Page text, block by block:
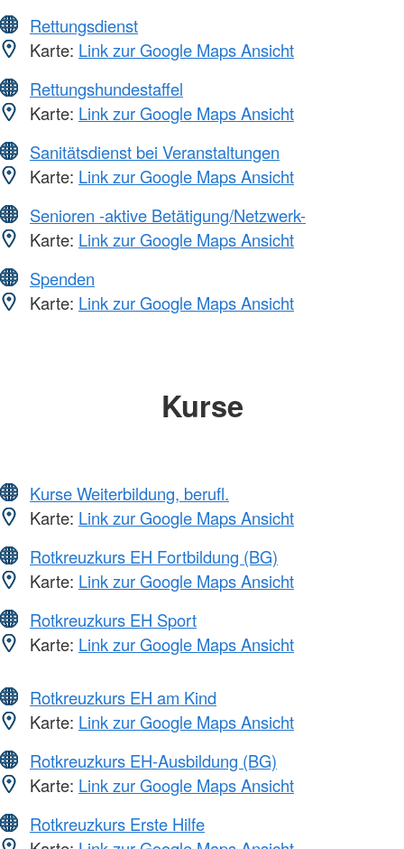
Rettungsdienst
Karte: Link zur Google Maps Ansicht
Rettungshundestaffel
Karte: Link zur Google Maps Ansicht
Sanitätsdienst bei Veranstaltungen
Karte: Link zur Google Maps Ansicht
Senioren -aktive Betätigung/Netzwerk-
Karte: Link zur Google Maps Ansicht
Spenden
Karte: Link zur Google Maps Ansicht
Kurse
Kurse Weiterbildung, berufl.
Karte: Link zur Google Maps Ansicht
Rotkreuzkurs EH Fortbildung (BG)
Karte: Link zur Google Maps Ansicht
Rotkreuzkurs EH Sport
Karte: Link zur Google Maps Ansicht
Rotkreuzkurs EH am Kind
Karte: Link zur Google Maps Ansicht
Rotkreuzkurs EH-Ausbildung (BG)
Karte: Link zur Google Maps Ansicht
Rotkreuzkurs Erste Hilfe